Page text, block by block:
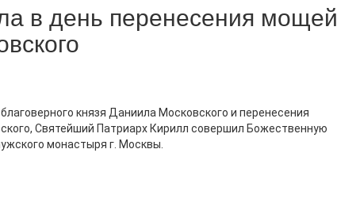
в день перенесения мощей
князя Даниила Московского и перенесения
Святейший Патриарх Кирилл совершил Божественную
монастыря г. Москвы.